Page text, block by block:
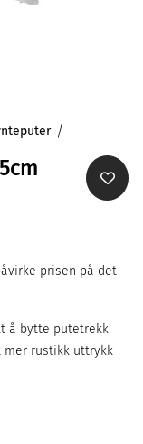
prisen på det
å bytte putetrekk
mer rustikk uttrykk